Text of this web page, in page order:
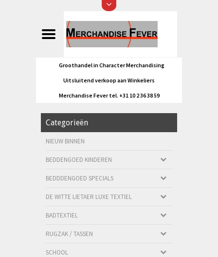
Groothandel in Character Merchandising
Uitsluitend verkoop aan Winkeliers
Merchandise Fever tel. +31 10 2 36 38 59
Categorieën
NIEUW BINNEN
BEDDENGOED KINDEREN
BEDDDENGOED SPECIALS
DE WITTE LIETAER LUXE TEXTIEL
BADTEXTIEL
RUGZAK / TASSEN
SCHOOL